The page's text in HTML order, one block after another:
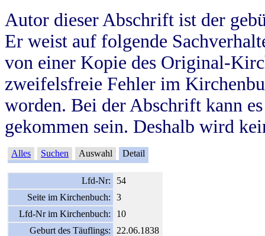
Autor dieser Abschrift ist der
Er weist auf folgende
von einer Kopie des Original-
zweifelsfreie Fehler im
worden. Bei der Abschrift kann
gekommen sein. Deshalb wird
Alles Suchen Auswahl Detail
Lfd-Nr:
54
Seite im Kirchenbuch:
3
Lfd-Nr im Kirchenbuch:
10
Geburt des Täuflings:
22.06.1838